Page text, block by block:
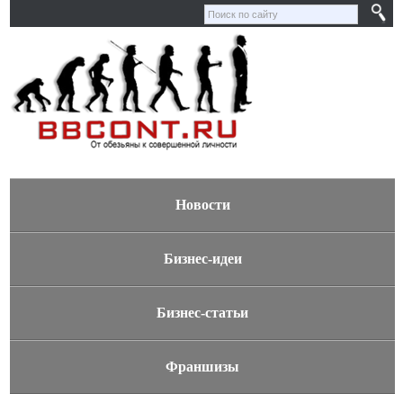
Новости
Бизнес-идеи
Бизнес-статьи
Франшизы